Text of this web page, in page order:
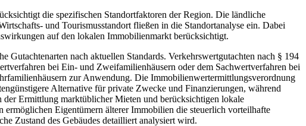
die spezifischen Standortfaktoren der Region. Die ländliche
und Tourismusstandort fließen in die Standortanalyse ein. Dabei
auf den lokalen Immobilienmarkt berücksichtigt.
nach aktuellen Standards. Verkehrswertgutachten nach § 194
bei Ein- und Zweifamilienhäusern oder dem Sachwertverfahren bei
zur Anwendung. Die Immobilienwertermittlungsverordnung
Alternative für private Zwecke und Finanzierungen, während
Ermittlung marktüblicher Mieten und berücksichtigen lokale
ermöglichen Eigentümern älterer Immobilien die steuerlich vorteilhafte
Zustand des Gebäudes detailliert analysiert wird.